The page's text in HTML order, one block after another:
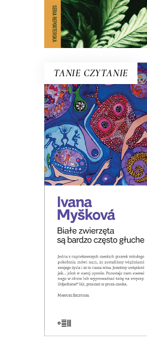
E-BOOK DO
TANIE CZYTANIE
E-BOOK DO
BIAŁE
CZĘSTO
W Czechach
opowiadań o
których
39.00
KSIĄŻKA DO